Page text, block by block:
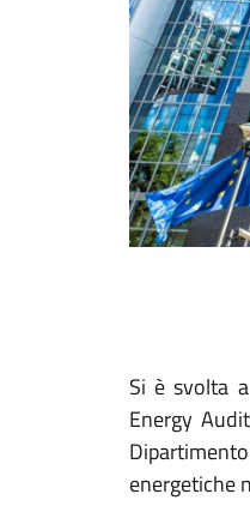
Si è svolta
Energy
energetiche